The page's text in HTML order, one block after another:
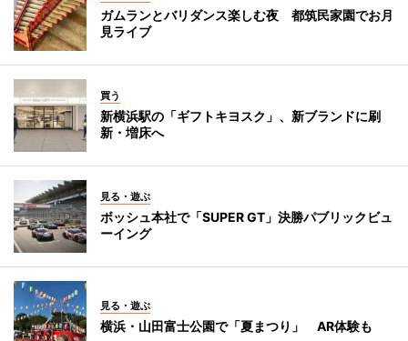
ガムランとバリダンス楽しむ夜 都筑民家園でお月
見ライブ
買う
新横浜駅の「ギフトキヨスク」、新ブランドに刷
新・増床へ
見る・遊ぶ
ボッシュ本社で「SUPER GT」決勝パブリックビュ
ーイング
見る・遊ぶ
横浜・山田富士公園で「夏まつり」 AR体験も